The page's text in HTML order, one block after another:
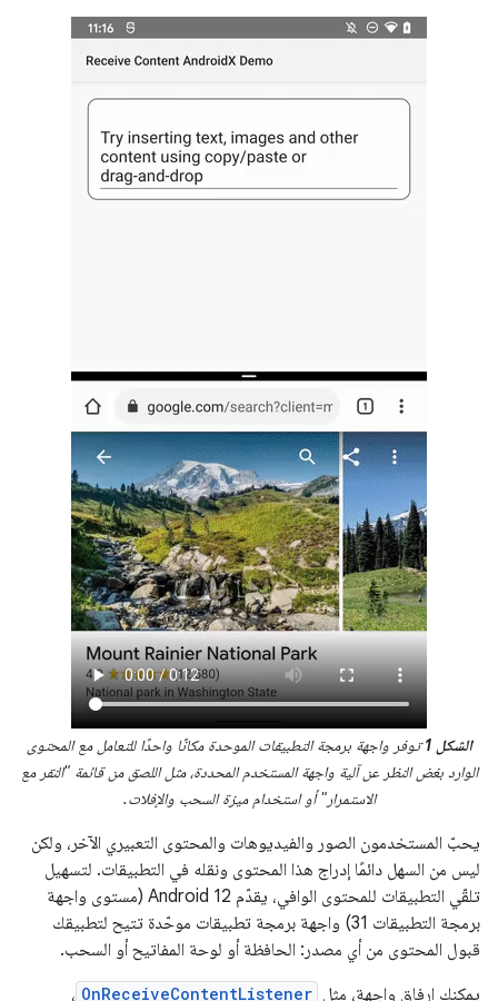
الشكل 1 توفر واجهة برمجة التطبيقات الموحدة مكانًا واحدًا للتعامل مع المحتوى
الوارد بغض النظر عن آلية واجهة المستخدم المحددة، مثل اللصق من قائمة "النقر مع
الاستمرار" أو استخدام ميزة السحب والإفلات.
يحبّ المستخدمون الصور والفيديوهات والمحتوى التعبيري الآخر، ولكن
ليس من السهل دائمًا إدراج هذا المحتوى ونقله في التطبيقات. لتسهيل
تلقّي التطبيقات للمحتوى الوافي، يقدّم Android 12 (مستوى واجهة
برمجة التطبيقات 31) واجهة برمجة تطبيقات موحّدة تتيح لتطبيقك
قبول المحتوى من أي مصدر: الحافظة أو لوحة المفاتيح أو السحب.
يمكنك إرفاق واجهة، مثل OnReceiveContentListener ،